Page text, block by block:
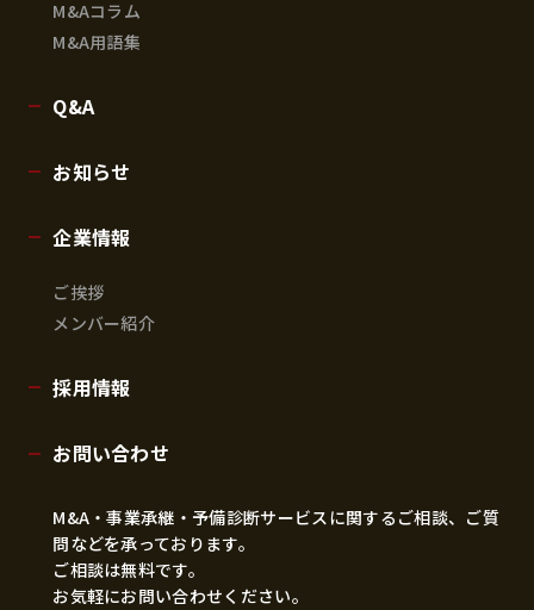
M&Aコラム
M&A用語集
Q&A
お知らせ
企業情報
ご挨拶
メンバー紹介
採用情報
お問い合わせ
M&A・事業承継・予備診断サービスに関するご相談、ご質
問などを承っております。
ご相談は無料です。
お気軽にお問い合わせください。